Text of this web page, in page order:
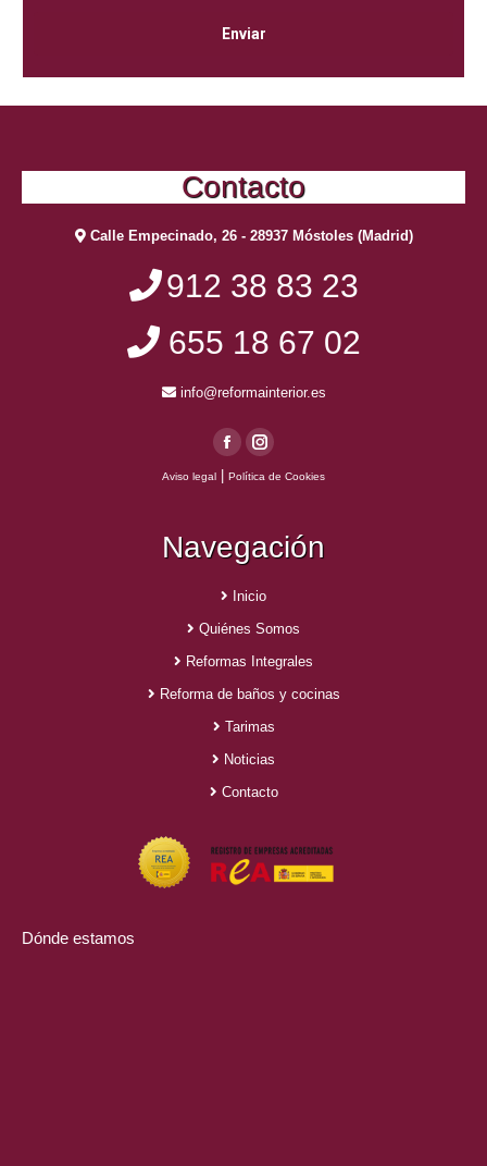
Contacto
Calle Empecinado, 26 - 28937 Móstoles (Madrid)
912 38 83 23
655 18 67 02
info@reformainterior.es
Facebook
page
in
new
window
Instagram
page
in
window
Aviso legal Política de Cookies
Navegación
Inicio
Quiénes Somos
Reformas Integrales
Reforma de baños y cocinas
Tarimas
Noticias
Contacto
Dónde estamos